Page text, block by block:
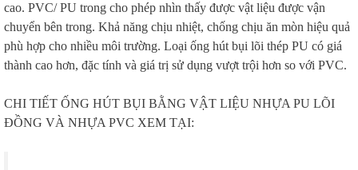
cao. PVC/ PU trong cho phép nhìn thấy được vật liệu được vận
chuyển bên trong. Khả năng chịu nhiệt, chống chịu ăn mòn hiệu quả
phù hợp cho nhiều môi trường. Loại ống hút bụi lõi thép PU có giá
thành cao hơn, đặc tính và giá trị sử dụng vượt trội hơn so với PVC.
CHI TIẾT ỐNG HÚT BỤI BẰNG VẬT LIỆU NHỰA PU LÕI
ĐỒNG VÀ NHỰA PVC XEM TẠI: